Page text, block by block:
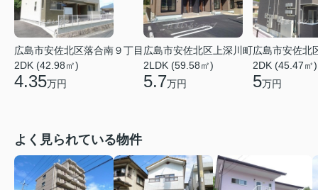
広島市安佐北区落合南９丁目
2DK (42.98㎡)
4.35万円
広島市安佐北区上深川町
2LDK (59.58㎡)
5.7万円
広島市安佐北
2DK (45.47㎡)
5万円
よく見られている物件